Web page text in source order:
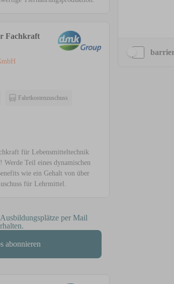
Fachkraft
Fahrtkostenzuschuss
für Lebensmitteltechnik
Teil eines dynamischen
wie ein Gehalt von über
für Lehrmittel.
per Mail
abonnieren